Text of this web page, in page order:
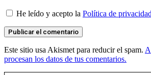
He leído y acepto la Política de privacidad
Este sitio usa Akismet para reducir el spam.
procesan los datos de tus comentarios.